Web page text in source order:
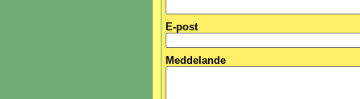
E-post
Meddelande